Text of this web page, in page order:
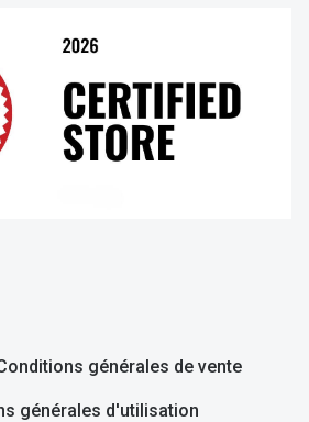
générales de vente
générales d'utilisation